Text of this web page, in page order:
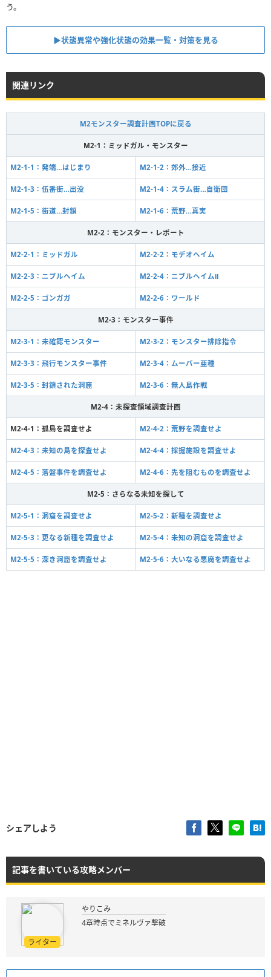
う。
▶︎状態異常や強化状態の効果一覧・対策を見る
関連リンク
M2モンスター調査計画TOPに戻る
M2-1：ミッドガル・モンスター
M2-1-1：発端…はじまり M2-1-2：郊外…接近
M2-1-3：伍番街…出没 M2-1-4：スラム街…自衛団
M2-1-5：街道…封鎖 M2-1-6：荒野…真実
M2-2：モンスター・レポート
M2-2-1：ミッドガル M2-2-2：モデオヘイム
M2-2-3：ニブルヘイム M2-2-4：ニブルヘイムⅡ
M2-2-5：ゴンガガ M2-2-6：ワールド
M2-3：モンスター事件
M2-3-1：未確認モンスター M2-3-2：モンスター排除指令
M2-3-3：飛行モンスター事件 M2-3-4：ムーバー亜種
M2-3-5：封鎖された洞窟 M2-3-6：無人島作戦
M2-4：未探査領域調査計画
M2-4-1：孤島を調査せよ M2-4-2：荒野を調査せよ
M2-4-3：未知の島を探査せよ M2-4-4：採掘施設を調査せよ
M2-4-5：落盤事件を調査せよ M2-4-6：先を阻むものを調査せよ
M2-5：さらなる未知を探して
M2-5-1：洞窟を調査せよ M2-5-2：新種を調査せよ
M2-5-3：更なる新種を調査せよ M2-5-4：未知の洞窟を調査せよ
M2-5-5：深き洞窟を調査せよ M2-5-6：大いなる悪魔を調査せよ
シェアしよう
記事を書いている攻略メンバー
ライター
やりこみ
4章時点でミネルヴァ撃破